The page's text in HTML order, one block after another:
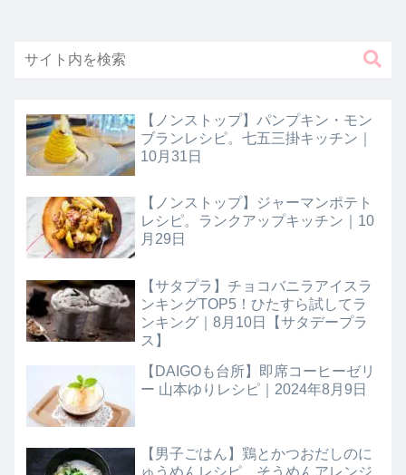
【ノンストップ】パンプキン・モン
ブランレシピ。七五三掛キッチン｜
10月31日
【ノンストップ】ジャーマンポテト
レシピ。ランクアップキッチン｜10
月29日
【サタプラ】チョコバニラアイスラ
ンキングTOP5！ひたすら試してラ
ンキング｜8月10日【サタデープラ
ス】
【DAIGOも台所】即席コーヒーゼリ
ー 山本ゆりレシピ｜2024年8月9日
【男子ごはん】鶏とかつおだしのに
ゅうめんレシピ。そうめんアレンジ